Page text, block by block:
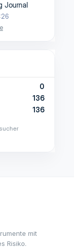
Journal
0
136
136
mit
Risiko.